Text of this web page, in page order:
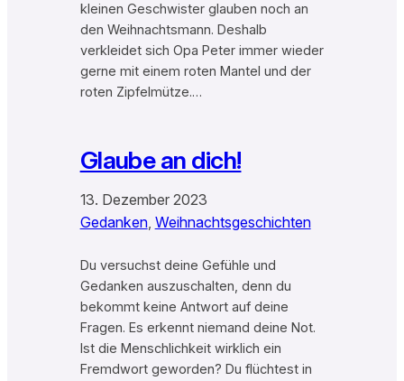
kleinen Geschwister glauben noch an
den Weihnachtsmann. Deshalb
verkleidet sich Opa Peter immer wieder
gerne mit einem roten Mantel und der
roten Zipfelmütze.…
Glaube an dich!
13. Dezember 2023
Gedanken, Weihnachtsgeschichten
Du versuchst deine Gefühle und
Gedanken auszuschalten, denn du
bekommt keine Antwort auf deine
Fragen. Es erkennt niemand deine Not.
Ist die Menschlichkeit wirklich ein
Fremdwort geworden? Du flüchtest in